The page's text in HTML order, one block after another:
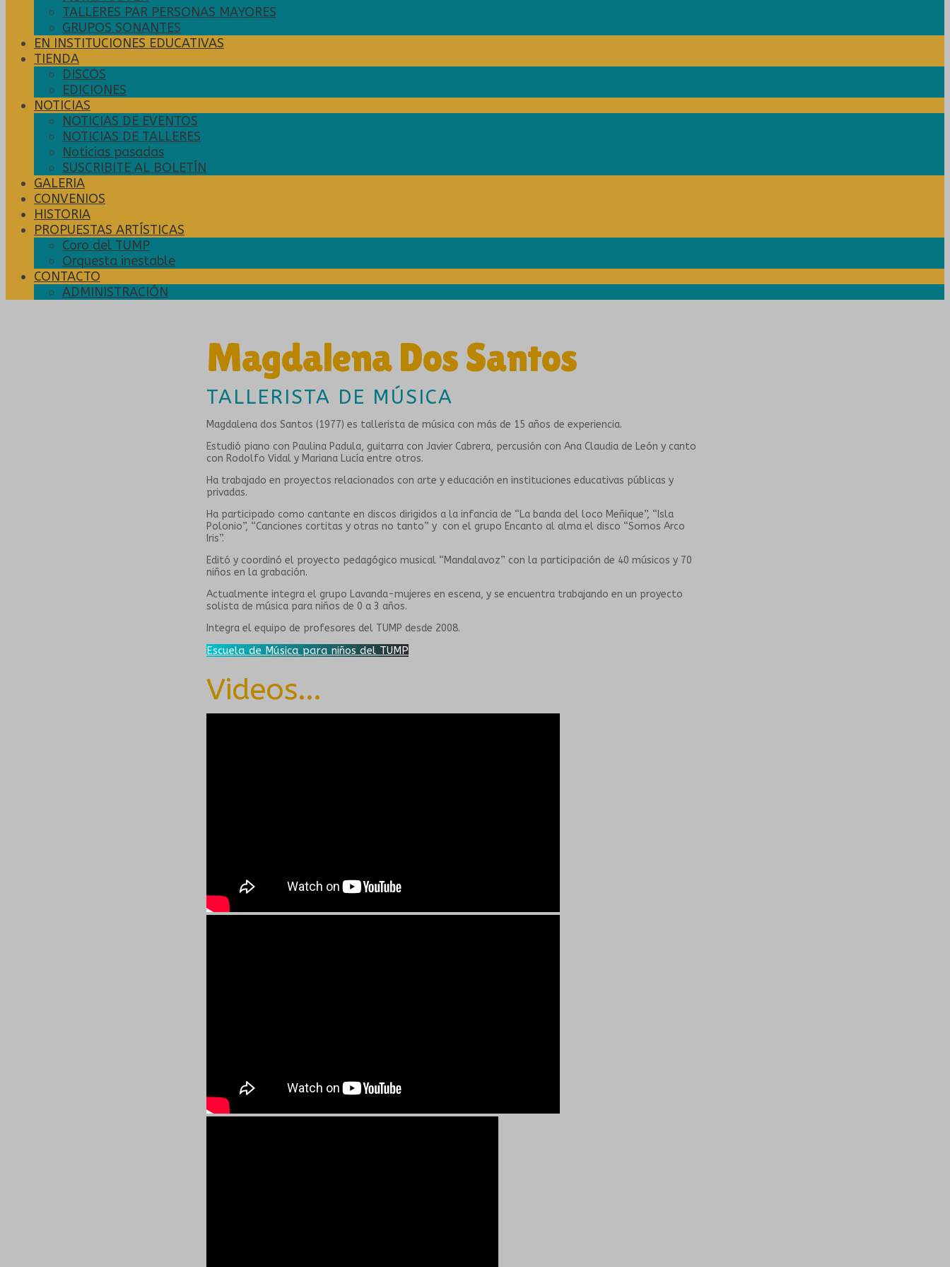
TALLERES PAR PERSONAS MAYORES
GRUPOS SONANTES
EN INSTITUCIONES EDUCATIVAS
TIENDA
DISCOS
EDICIONES
NOTICIAS
NOTICIAS DE EVENTOS
NOTICIAS DE TALLERES
Noticias pasadas
SUSCRIBITE AL BOLETÍN
GALERIA
CONVENIOS
HISTORIA
PROPUESTAS ARTÍSTICAS
Coro del TUMP
Orquesta inestable
CONTACTO
ADMINISTRACIÓN
Magdalena Dos Santos
TALLERISTA DE MÚSICA
Magdalena dos Santos (1977) es tallerista de música con más de 15 años de experiencia.
Estudió piano con Paulina Padula, guitarra con Javier Cabrera, percusión con Ana Claudia de León y canto
con Rodolfo Vidal y Mariana Lucía entre otros.
Ha trabajado en proyectos relacionados con arte y educación en instituciones educativas públicas y
privadas.
Ha participado como cantante en discos dirigidos a la infancia de “La banda del loco Meñique”, “Isla
Polonio”, “Canciones cortitas y otras no tanto” y con el grupo Encanto al alma el disco “Somos Arco
Iris”.
Editó y coordinó el proyecto pedagógico musical “Mandalavoz” con la participación de 40 músicos y 70
niños en la grabación.
Actualmente integra el grupo Lavanda-mujeres en escena, y se encuentra trabajando en un proyecto
solista de música para niños de 0 a 3 años.
Integra el equipo de profesores del TUMP desde 2008.
Escuela de Música para niños del TUMP
Videos...